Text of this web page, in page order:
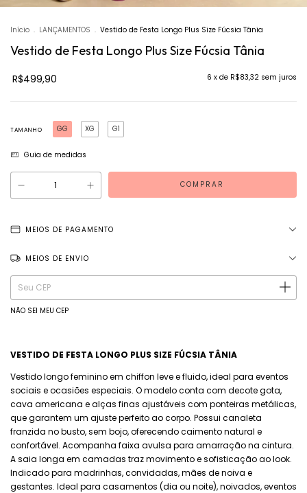
Início . LANÇAMENTOS . Vestido de Festa Longo Plus Size Fúcsia Tânia
Vestido de Festa Longo Plus Size Fúcsia Tânia
R$499,90 6 x de R$83,32 sem juros
TAMANHO GG XG G1
Guia de medidas
MEIOS DE PAGAMENTO
MEIOS DE ENVIO
Entregas para o CEP:
ALTERAR CEP
NÃO SEI MEU CEP
VESTIDO DE FESTA LONGO PLUS SIZE FÚCSIA TÂNIA
Vestido longo feminino em chiffon leve e fluido, ideal para eventos
sociais e ocasiões especiais. O modelo conta com decote gota,
cava americana e alças finas ajustáveis com ponteiras metálicas,
que garantem um ajuste perfeito ao corpo. Possui canaleta
franzida no busto, sem bojo, oferecendo caimento natural e
confortável. Acompanha faixa avulsa para amarração na cintura.
A saia longa em camadas traz movimento e sofisticação ao look.
Indicado para madrinhas, convidadas, mães de noiva e
gestantes. Ideal para casamentos (dia ou noite), noivados, eventos